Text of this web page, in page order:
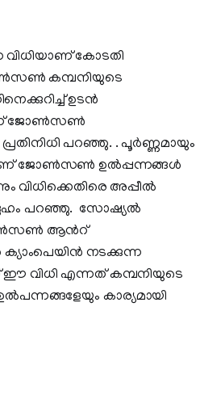
കോടതി
കമ്പനിയുടെ
ഉടൻ
ജോൺസൺ
പറഞ്ഞു. . പൂർണ്ണമായും
ജോൺസൺ ഉൽപ്പന്നങ്ങൾ
വിധിക്കെതിരെ അപ്പീല്‍
പറഞ്ഞു. സോഷ്യല്‍
ആന്‍റ്
നടക്കുന്ന
വിധി എന്നത് കമ്പനിയുടെ
കാര്യമായി